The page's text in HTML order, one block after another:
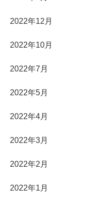
2022年12月
2022年10月
2022年7月
2022年5月
2022年4月
2022年3月
2022年2月
2022年1月